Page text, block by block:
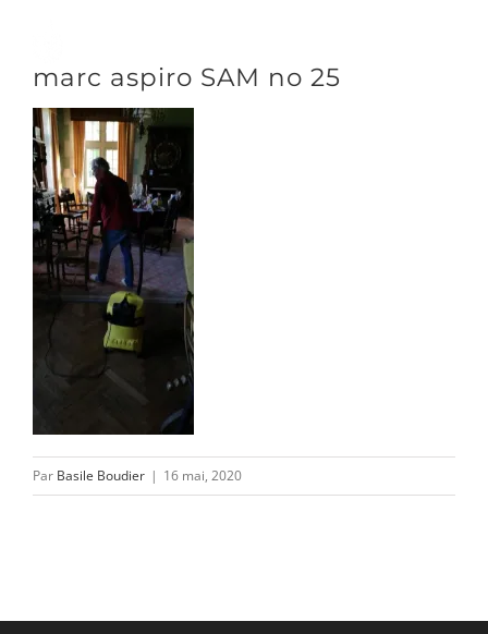
contenu
CONTACT/ACCÈS
marc aspiro SAM no 25
Par Basile Boudier | 16 mai, 2020